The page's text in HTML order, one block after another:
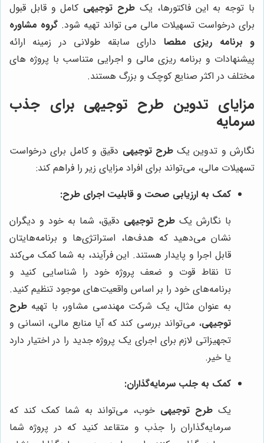
با توجه به این فاکتورها، یک طرح توجیهی کامل و قابل قبول
برای درخواست تسهیلات مالی می تواند تهیه شود.گروه مشاوره
و برنامه ریزی مطصا دارای سابقه طولانی در زمینه ارائه
پیشنهادات و برنامه ریزی مالی و اجرایی متناسب با پروژه های
مختلف در اکثر صنایع کوچک و بزرگ هستند.
مزایای تدوین طرح توجیهی برای جذب
سرمایه
نگارش و تدوین یکطرح توجیهی دقیق و کامل برای درخواست
تسهیلات مالی، می‌تواند برای افراد مزایای زیر را فراهم کند:
کمک به ارزیابی صحت و قابلیت اجرای طرح:
با نگارش یک طرح توجیهی دقیق، شما به خود و دیگران
نشان می‌دهید که هدف‌ها، استراتژی‌ها و برنامه‌هایتان
قابل اجرا و پایدار هستند. این فرآیند، به شما کمک می‌کند
تا نقاط قوت و ضعف پروژه خود را شناسایی کنید و
برنامه‌های خود را بر اساس واقعیت‌های موجود تنظیم کنید.
به عنوان مثال، یک شرکت مهندسی مشاور، با تهیه طرح
توجیهی، می‌تواند بررسی کند که آیا منابع مالی، انسانی و
تجهیزاتی لازم برای اجرای یک پروژه جدید را در اختیار دارد
یا خیر.
کمک به جلب سرمایه‌گذاران:
یک طرح توجیهی خوب، می‌تواند به شما کمک کند که
سرمایه‌گذاران را جذب و متقاعد کنید که در پروژه شما